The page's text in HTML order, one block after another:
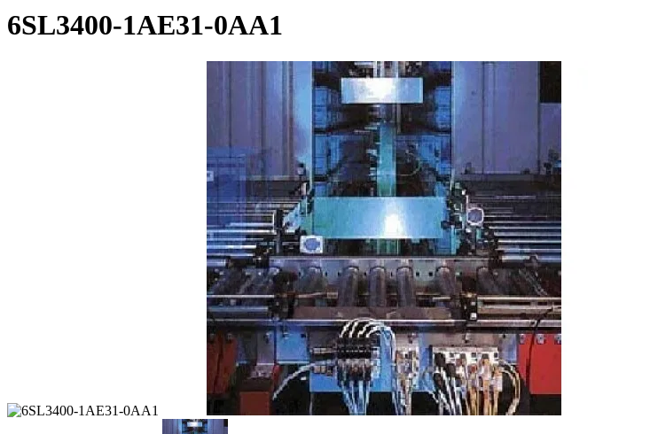
6SL3400-1AE31-0AA1